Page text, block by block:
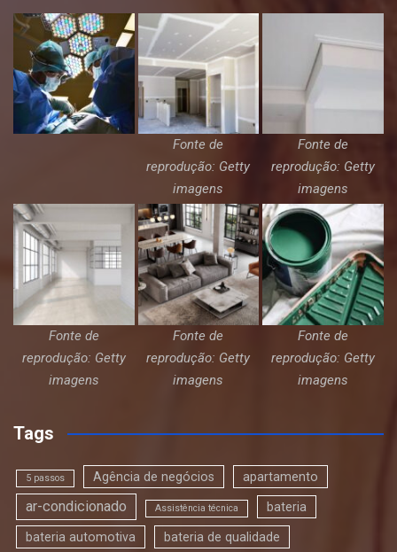
Fonte de
reprodução: Getty
imagens
Fonte de
reprodução: Getty
imagens
Fonte de
reprodução: Getty
imagens
Fonte de
reprodução: Getty
imagens
Fonte de
reprodução: Getty
imagens
Tags
5 passos Agência de negócios apartamento
ar-condicionado Assistência técnica bateria
bateria automotiva bateria de qualidade